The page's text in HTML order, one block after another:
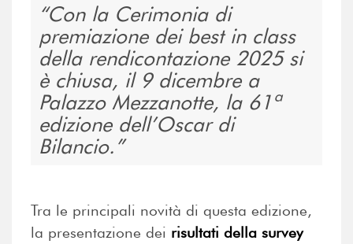
Con la Cerimonia di
premiazione dei best in class
della rendicontazione 2025 si
è chiusa, il 9 dicembre a
Palazzo Mezzanotte, la 61ª
edizione dell’Oscar di
Bilancio.
Tra le principali novità di questa edizione,
la presentazione dei risultati della survey